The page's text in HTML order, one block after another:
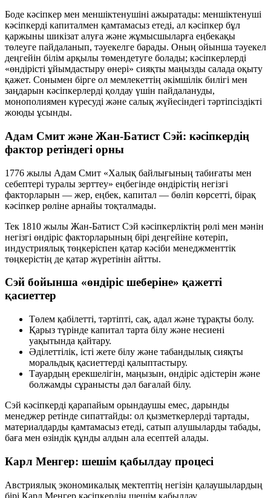
Боде кәсіпкер мен меншіктенушіні ажыратады: меншіктенуші
кәсіпкерді капиталмен қамтамасыз етеді, ал кәсіпкер бұл
қаржыны шикізат алуға және жұмысшыларға еңбекақы
төлеуге пайдаланып, тәуекелге барады. Оның ойынша тәуекел
деңгейін білім арқылы төмендетуге болады; кәсіпкерлерді
«өндірісті ұйымдастыру өнері» сияқты маңызды салада оқыту
қажет. Сонымен бірге ол мемлекеттің әкімшілік билігі мен
заңдарын кәсіпкерлерді қолдау үшін пайдалануды,
монополиямен күресуді және салық жүйесіндегі тәртіпсіздікті
жоюды ұсынды.
Адам Смит және Жан-Батист Сэй: кәсіпкердің
фактор ретіндегі орны
1776 жылы Адам Смит «Халық байлығының табиғаты мен
себептері туралы зерттеу» еңбегінде өндірістің негізгі
факторларын — жер, еңбек, капитал — бөліп көрсетті, бірақ
кәсіпкер рөліне арнайы тоқталмады.
Тек 1810 жылы Жан-Батист Сэй кәсіпкерліктің рөлі мен мәнін
негізгі өндіріс факторларының бірі деңгейіне көтеріп,
индустриялық төңкеріспен қатар кәсіби менеджменттік
төңкерістің де қатар жүретінін айтты.
Сэй бойынша «өндіріс шеберіне» қажетті
қасиеттер
Төлем қабілетті, тәртіпті, сақ, адал және тұрақты болу.
Қарыз түрінде капитал тарта білу және несиені
уақытында қайтару.
Әділеттілік, істі жете білу және табандылық сияқты
моральдық қасиеттерді қалыптастыру.
Тауардың ерекшелігін, маңызын, өндіріс әдістерін және
болжамды сұранысты дәл бағалай білу.
Сэй кәсіпкерді қарапайым орындаушы емес, дарынды
менеджер ретінде сипаттайды: ол қызметкерлерді тартады,
материалдарды қамтамасыз етеді, сатып алушыларды табады,
баға мен өзіндік құнды алдын ала есептей алады.
Карл Менгер: шешім қабылдау процесі
Австриялық экономикалық мектептің негізін қалаушылардың
бірі Карл Менгер кәсіпкердің шешім қабылдау